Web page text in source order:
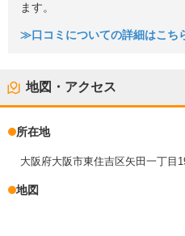
ます。
≫口コミについての詳細はこち
地図・アクセス
所在地
大阪府大阪市東住吉区矢田一丁目
地図